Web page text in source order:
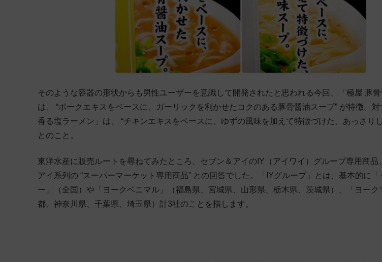
そのような容器の形状からも男性ユーザーを意識して開発されたと思われる今回、「極屋 豚骨
は、 “ポークエキスをベースに、ガーリックを利かせたコクのある豚骨醤油スープ” が特徴。
香る塩ラーメン」は、 “チキンエキスをベースに、ゆずの風味を加えて特徴づけた、あっさり
とのこと。
東洋水産に販売ルートを尋ねてみたところ、セブン＆アイのIY（アイワイ）グループ専用商品
アイ系列の “スーパーマーケット専用商品” との回答でした。「IYグループ」とは、基本的に「
ー」（全国）や「ヨークベニマル」（福島県、宮城県、山形県、栃木県、茨城県）、「ヨーク
都、神奈川県、千葉県、埼玉県）計3社のことを指します。